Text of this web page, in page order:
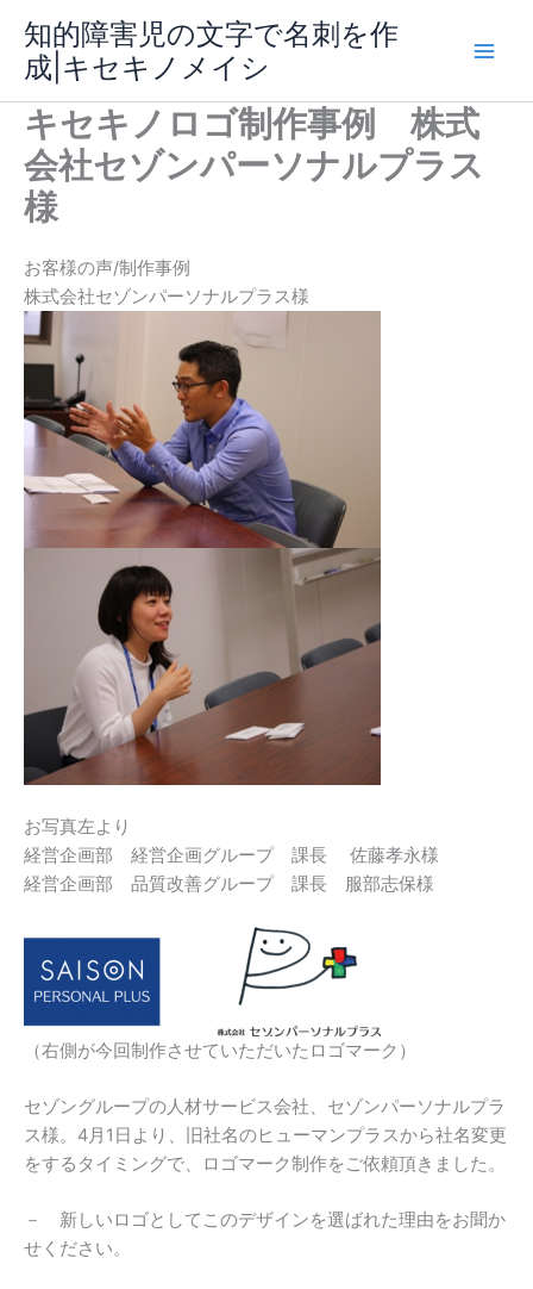
ス
知的障害児の文字で名刺を作
成|キセキノメイシ
キセキノロゴ制作事例 株式
会社セゾンパーソナルプラス
様
お客様の声/制作事例
株式会社セゾンパーソナルプラス様
お写真左より
経営企画部 経営企画グループ 課長 佐藤孝永様
経営企画部 品質改善グループ 課長 服部志保様
（右側が今回制作させていただいたロゴマーク）
セゾングループの人材サービス会社、セゾンパーソナルプラ
ス様。4月1日より、旧社名のヒューマンプラスから社名変更
をするタイミングで、ロゴマーク制作をご依頼頂きました。
－ 新しいロゴとしてこのデザインを選ばれた理由をお聞か
せください。